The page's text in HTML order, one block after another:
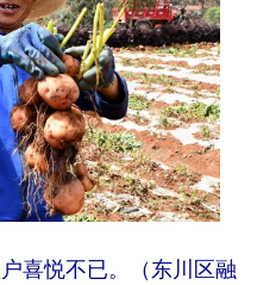
喜悦不已。（东川区融